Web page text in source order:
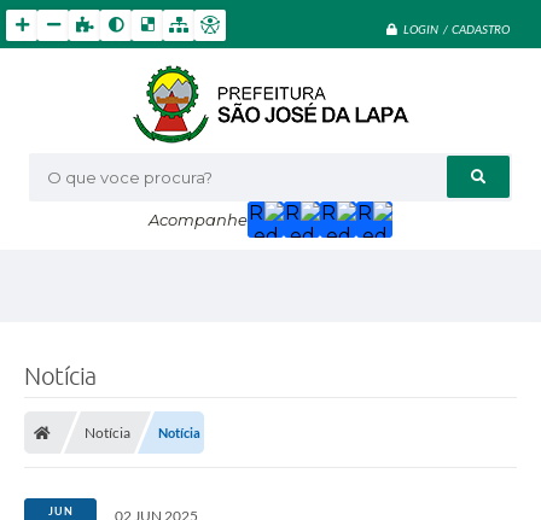
LOGIN / CADASTRO
O que voce procura?
Acompanhe
Notícia
Notícia Notícia
JUN 02 JUN 2025